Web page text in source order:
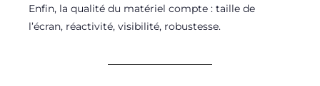
Enfin, la qualité du matériel compte : taille de
l’écran, réactivité, visibilité, robustesse.